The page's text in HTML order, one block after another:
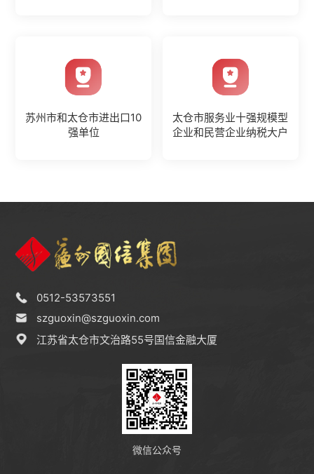
苏州市和太仓市进出口10
强单位
太仓市服务业十强规模型
企业和民营企业纳税大户
0512-53573551
szguoxin@szguoxin.com
江苏省太仓市文治路55号国信金融大厦
微信公众号